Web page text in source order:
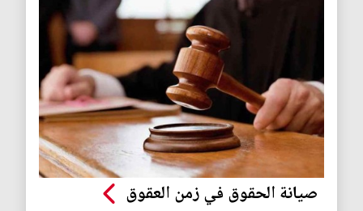
صيانة الحقوق في زمن العقوق